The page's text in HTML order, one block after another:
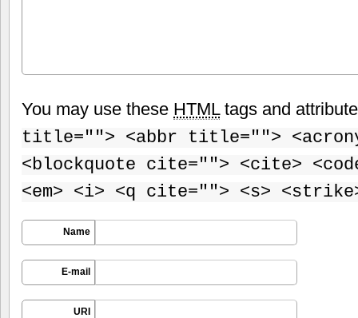
You may use these HTMLtags and
title=""> <abbr title="">
<blockquote cite=""> <cite>
<em> <i> <q cite=""> <s>
Name
E-mail
URI